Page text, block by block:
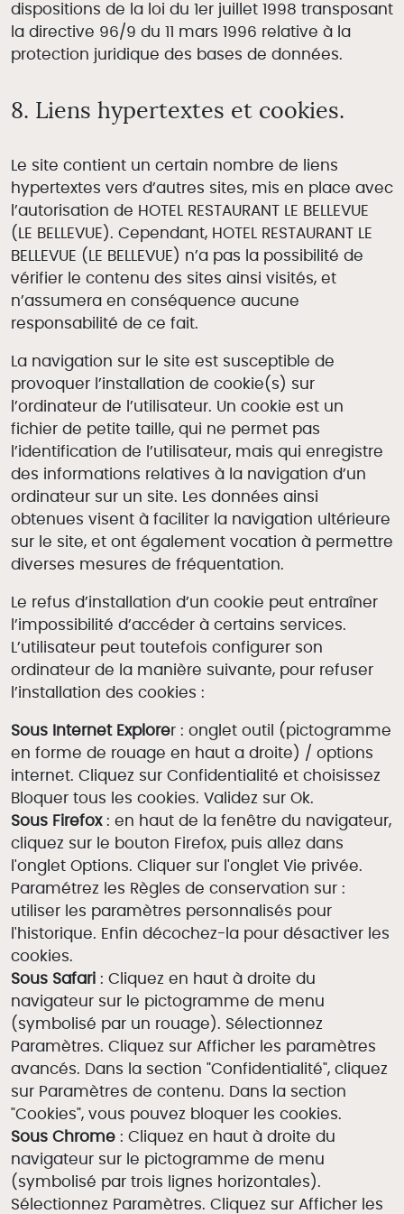
dispositions de la loi du 1er juillet 1998 transposant
la directive 96/9 du 11 mars 1996 relative à la
protection juridique des bases de données.
8. Liens hypertextes et cookies.
Le site contient un certain nombre de liens
hypertextes vers d’autres sites, mis en place avec
l’autorisation de HOTEL RESTAURANT LE BELLEVUE
(LE BELLEVUE). Cependant, HOTEL RESTAURANT LE
BELLEVUE (LE BELLEVUE) n’a pas la possibilité de
vérifier le contenu des sites ainsi visités, et
n’assumera en conséquence aucune
responsabilité de ce fait.
La navigation sur le site est susceptible de
provoquer l’installation de cookie(s) sur
l’ordinateur de l’utilisateur. Un cookie est un
fichier de petite taille, qui ne permet pas
l’identification de l’utilisateur, mais qui enregistre
des informations relatives à la navigation d’un
ordinateur sur un site. Les données ainsi
obtenues visent à faciliter la navigation ultérieure
sur le site, et ont également vocation à permettre
diverses mesures de fréquentation.
Le refus d’installation d’un cookie peut entraîner
l’impossibilité d’accéder à certains services.
L’utilisateur peut toutefois configurer son
ordinateur de la manière suivante, pour refuser
l’installation des cookies :
Sous Internet Explorer : onglet outil (pictogramme
en forme de rouage en haut a droite) / options
internet. Cliquez sur Confidentialité et choisissez
Bloquer tous les cookies. Validez sur Ok.
Sous Firefox: en haut de la fenêtre du navigateur,
cliquez sur le bouton Firefox, puis allez dans
l'onglet Options. Cliquer sur l'onglet Vie privée.
Paramétrez les Règles de conservation sur :
utiliser les paramètres personnalisés pour
l'historique. Enfin décochez-la pour désactiver les
cookies.
Sous Safari : Cliquez en haut à droite du
navigateur sur le pictogramme de menu
(symbolisé par un rouage). Sélectionnez
Paramètres. Cliquez sur Afficher les paramètres
avancés. Dans la section "Confidentialité", cliquez
sur Paramètres de contenu. Dans la section
"Cookies", vous pouvez bloquer les cookies.
Sous Chrome : Cliquez en haut à droite du
navigateur sur le pictogramme de menu
(symbolisé par trois lignes horizontales).
Sélectionnez Paramètres. Cliquez sur Afficher les